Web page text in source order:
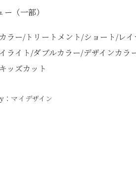
（一部）
ラー/トリートメント/ショート/レ
ライト/ダブルカラー/デザインカ
ッズカット
マイデザイン